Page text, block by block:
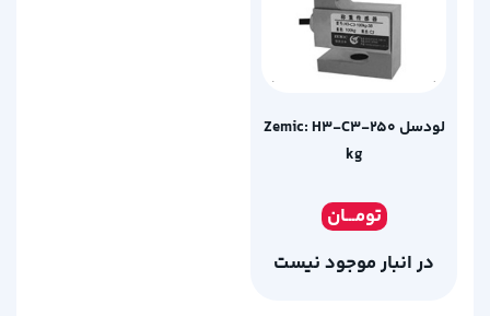
لودسل Zemic: H3-C3-250
kg
تومـــان
در انبار موجود نیست